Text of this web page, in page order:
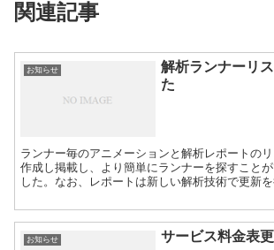
関連記事
お知らせ
解析ランナーリ
た
ランナー毎のアニメーションと解析レポートの
作成し掲載し、より簡単にランナーを探すこと
した。なお、レポートは新しい解析技術で更新を
ておりますが、以前のレポートのリンクから新
的にリダイレクトされます。解析ランナーリス
お知らせ サービス料金表